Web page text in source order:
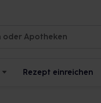
Rezept einreichen